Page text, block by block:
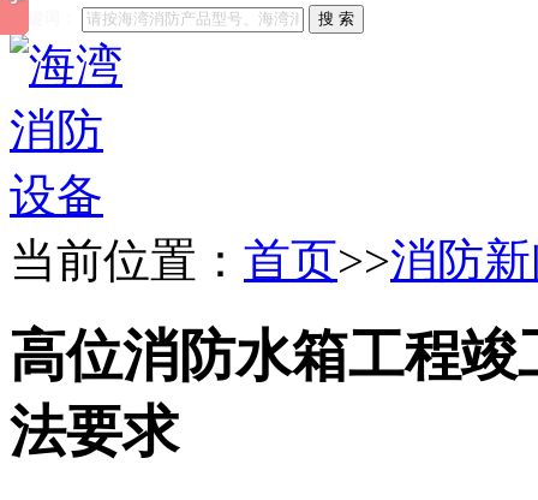
搜 索
当前位置： 首页>>消防
高位消防水箱工程
法要求